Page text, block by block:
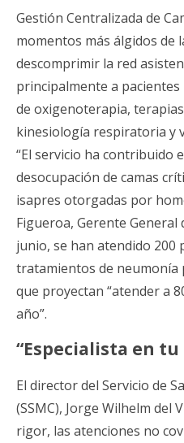
Gestión Centralizada de
momentos más álgidos de
descomprimir la red
principalmente a
de oxigenoterapia,
kinesiología respiratoria y
“El servicio ha contribuido
desocupación de camas
isapres otorgadas por
Figueroa, Gerente General
junio, se han atendido 200
tratamientos de neumonía
que proyectan “atender a
año”.
“Especialista en
El director del Servicio de
(SSMC), Jorge Wilhelm del
rigor, las atenciones no